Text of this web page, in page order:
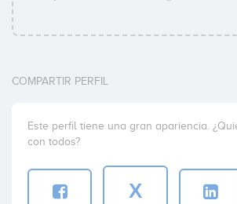
COMPARTIR PERFIL
Este perfil tiene una gran apariencia.
con todos?
X